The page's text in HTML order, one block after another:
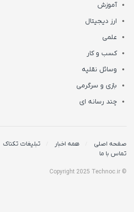
آموزش
ارز دیجیتال
علمی
کسب و کار
وسائل نقلیه
بازی و سرگرمی
چند رسانه ای
صفحه اصلی همه اخبار تبلیغات تکناک
تماس با ما
© Copyright 2025 Technoc.ir